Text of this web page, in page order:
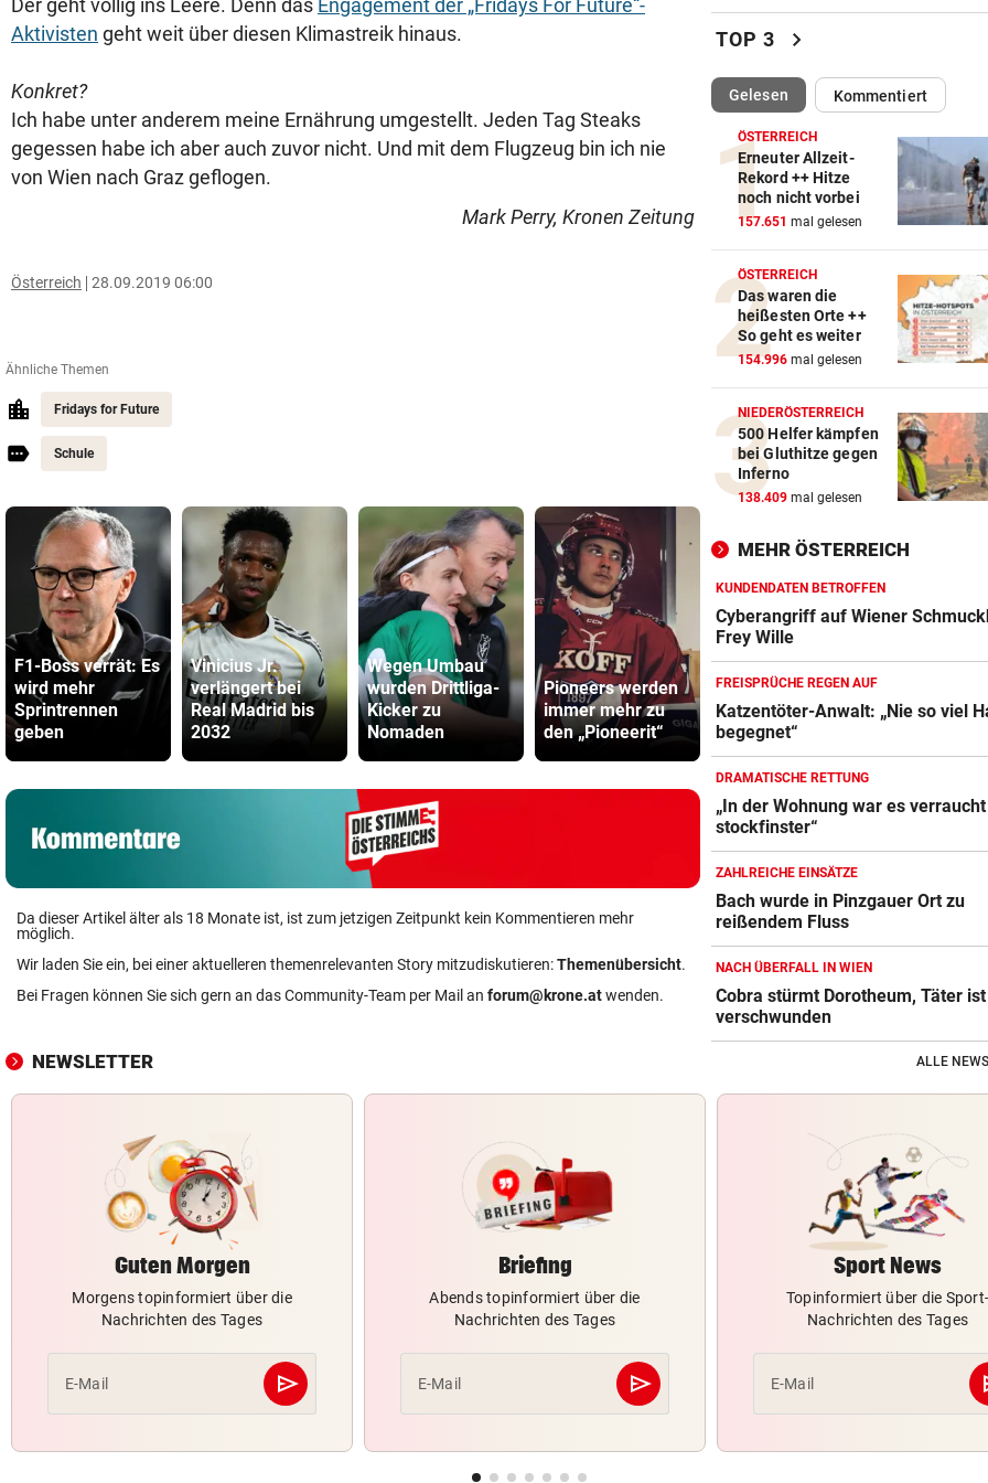
Der geht völlig ins Leere. Denn das Engagement der „Fridays For Future“-
Aktivisten geht weit über diesen Klimastreik hinaus.
Konkret?
Ich habe unter anderem meine Ernährung umgestellt. Jeden Tag Steaks
gegessen habe ich aber auch zuvor nicht. Und mit dem Flugzeug bin ich nie
von Wien nach Graz geflogen.
Mark Perry, Kronen Zeitung
Österreich 28.09.2019 06:00
Ähnliche Themen
Fridays for Future
Schule
F1-Boss verrät: Es
wird mehr
Sprintrennen
geben
Vinicius Jr.
verlängert bei
Real Madrid bis
2032
Wegen Umbau
wurden Drittliga-
Kicker zu
Nomaden
Pioneers werden
immer mehr zu
den „Pioneerit“
Mit „Colli“ und
ganz viel
Selbstvertrauen
zur WM
viel Hass
Da dieser Artikel älter als 18 Monate ist, ist zum jetzigen Zeitpunkt kein Kommentieren mehr
möglich.
Wir laden Sie ein, bei einer aktuelleren themenrelevanten Story mitzudiskutieren:Themenübersicht.
Bei Fragen können Sie sich gern an das Community-Team per Mail an forum@krone.atwenden.
Katzentöter-Anwalt: „Nie so
Hass begegnet“
TRUMP DROHT:
Lange Haftstrafen für
über Waffenengpässe
CONFERENCE LEAGUE vor
Sieg! Austria stößt die Tür
Play-off weit auf
MITTEN IN HITZEWELLE vor
Irre! Salzburg – Pafos wegen
Sintflut unterbrochen
RADSPORT
Reusser vor Ventoux-Etappe
weiter im Gelben Trikot
KEIN ARSENAL-WECHSEL vor
Vinicius Jr. verlängert bei
Madrid bis 2032
UKRAINISCHER ANGRIFF? vor
Vor Oman havarierter Tanker:
Ölkatastrophe droht
„VERSTEHE ICH NICHT“ vor 8
ÖFB-Kicker Wimmer packt
Morddrohungen aus
TOP 3 chevron_right
Gelesen(ausgewählt)Kommentiert
ÖSTERREICH
Erneuter Allzeit-
Rekord ++ Hitze
noch nicht vorbei
157.651 mal gelesen
ÖSTERREICH
Das waren die
heißesten Orte ++
So geht es weiter
154.996 mal gelesen
NIEDERÖSTERREICH
500 Helfer kämpfen
bei Gluthitze gegen
Inferno
138.409 mal gelesen
MEHR ÖSTERREICH
KUNDENDATEN BETROFFEN
Cyberangriff auf Wiener
Frey Wille
FREISPRÜCHE REGEN AUF
Katzentöter-Anwalt: „Nie so viel
begegnet“
DRAMATISCHE RETTUNG
„In der Wohnung war es
stockfinster“
ZAHLREICHE EINSÄTZE
Bach wurde in Pinzgauer Ort zu
reißendem Fluss
NACH ÜBERFALL IN WIEN
Cobra stürmt Dorotheum, Täter ist
verschwunden
NEWSLETTER ALLE
Guten Morgen
Morgens topinformiert über die
Nachrichten des Tages
E-Mail send
Abschicken
Briefing
Abends topinformiert über die
Nachrichten des Tages
E-Mail send
Abschicken
Sport News
Topinformiert über die Sport-
Nachrichten des Tages
E-Mail